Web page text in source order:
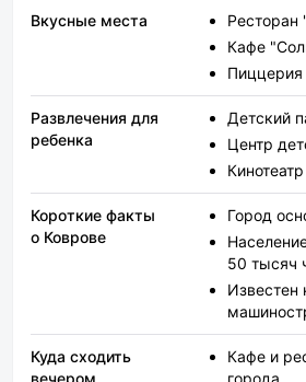
Вкусные места
Ресторан
Кафе
Развлечения для
ребенка
Детский
Центр
Короткие факты
о Коврове
Город
50 тысяч
Известен
Куда сходить
вечером
Кафе и
города